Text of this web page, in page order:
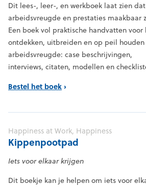
Dit lees-, leer-, en werkboek laat zien dat
arbeidsvreugde en prestaties maakbaar
Een boek vol praktische handvatten voor
ontdekken, uitbreiden en op peil houden
arbeidsvreugde: case beschrijvingen,
interviews, citaten, modellen en
Bestel het boek
Happiness at Work, Happiness
Kippenpootpad
Iets voor elkaar krijgen
Dit boekje kan je helpen om iets voor